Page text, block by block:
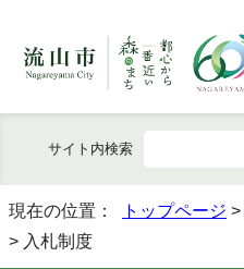
サイト内検索
現在の位置： トップページ >
> 入札制度